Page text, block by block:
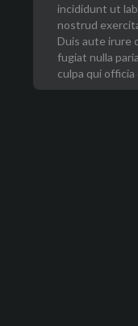
incididunt ut
nostrud
Duis aute irure
fugiat nulla
culpa qui